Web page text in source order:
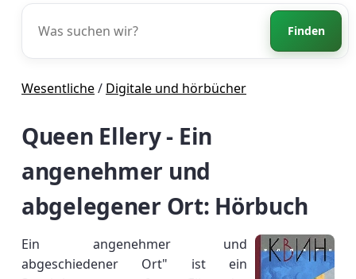
Finden
Wesentliche/ Digitale und hörbücher
Queen Ellery - Ein
angenehmer und
abgelegener Ort: Hörbuch
Ein angenehmer und
abgeschiedener Ort" ist ein